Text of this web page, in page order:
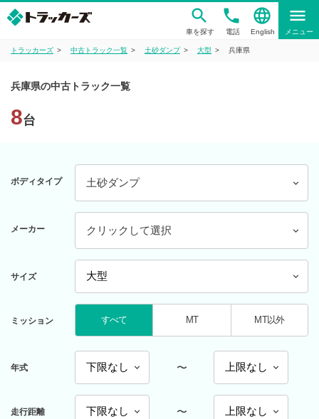
車を探す
phone
電話
language
English
menu
メニュー
トラッカーズ 中古トラック一覧 土砂ダンプ 大型 兵庫県
兵庫県の中古トラック一覧
8台
ボディタイプ 土砂ダンプ
メーカー クリックして選択
サイズ
ミッション すべて MT MT以外
年式 〜
走行距離 〜